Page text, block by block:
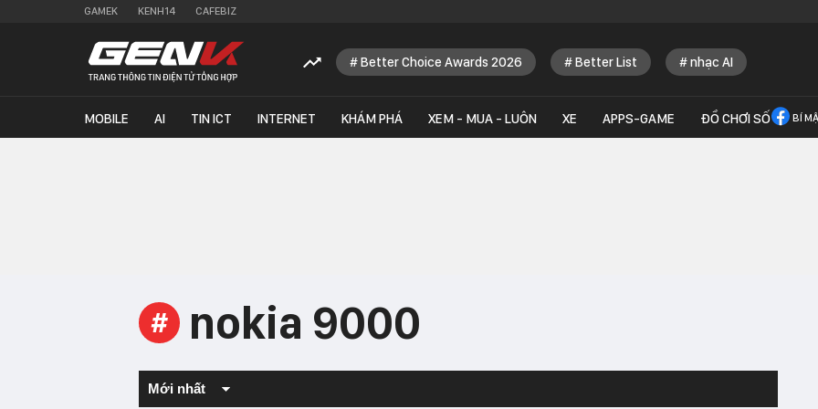
GAMEK KENH14 CAFEBIZ
Better Choice Awards 2026 Better List nhạc AI
MOBILE AI TIN ICT INTERNET KHÁM PHÁ XEM - MUA - LUÔN XE APPS-GAME ĐỒ CHƠI SỐ BÍ
# nokia 9000
Mới nhất